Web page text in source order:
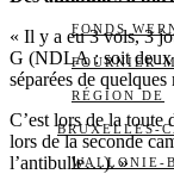
FONDS
FOURNIER-
RÉGION DE
BRUXELLES-
WALLONIE-
« Il y a eu 3 vols, 3
G (NDLA : soit deux
séparées de
C’est lors de la toute
lors de la seconde
l’antibulle…). »